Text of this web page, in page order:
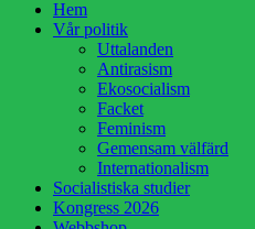
HoppaHem
Vår politik
Uttalanden
Antirasism
Ekosocialism
Facket
Feminism
Gemensam välfärd
Internationalism
Socialistiska studier
Kongress 2026